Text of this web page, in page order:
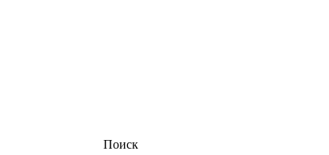
Поиск